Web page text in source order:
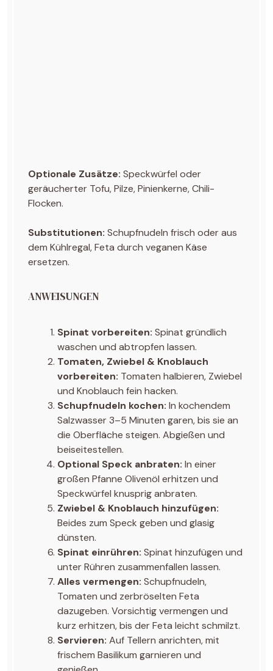
Optionale Zusätze: Speckwürfel oder
geräucherter Tofu, Pilze, Pinienkerne, Chili-
Flocken.
Substitutionen: Schupfnudeln frisch oder aus
dem Kühlregal, Feta durch veganen Käse
ersetzen.
ANWEISUNGEN
Spinat vorbereiten: Spinat gründlich
waschen und abtropfen lassen.
Tomaten, Zwiebel & Knoblauch
vorbereiten: Tomaten halbieren, Zwiebel
und Knoblauch fein hacken.
Schupfnudeln kochen: In kochendem
Salzwasser 3–5 Minuten garen, bis sie an
die Oberfläche steigen. Abgießen und
beiseitestellen.
Optional Speck anbraten: In einer
großen Pfanne Olivenöl erhitzen und
Speckwürfel knusprig anbraten.
Zwiebel & Knoblauch hinzufügen:
Beides zum Speck geben und glasig
dünsten.
Spinat einrühren: Spinat hinzufügen und
unter Rühren zusammenfallen lassen.
Alles vermengen: Schupfnudeln,
Tomaten und zerbröselten Feta
dazugeben. Vorsichtig vermengen und
kurz erhitzen, bis der Feta leicht schmilzt.
Servieren: Auf Tellern anrichten, mit
frischem Basilikum garnieren und